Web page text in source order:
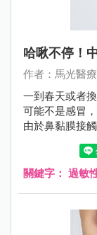
哈啾不停！
作者：馬光醫
一到春天或者
可能不是感冒
由於鼻黏膜接
管擴張、滲透
關鍵字： 過敏